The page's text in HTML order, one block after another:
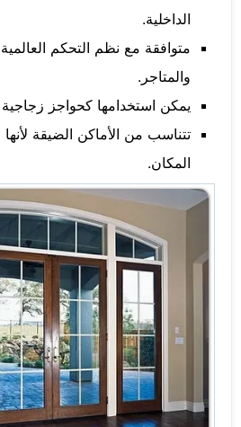
الداخلية.
متوافقة مع نظم التحكم
والمتاجر.
يمكن استخدامها كحواجز زجاجية
تتناسب من الأماكن الضيقة
المكان.